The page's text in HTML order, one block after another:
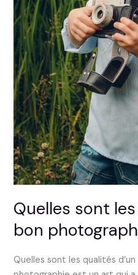
Quelles sont
bon
Quelles sont les qualités